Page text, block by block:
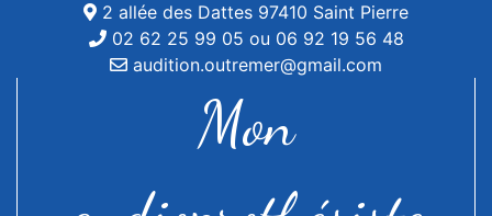
2 allée des Dattes 97410 Saint Pierre
02 62 25 99 05 ou 06 92 19 56 48
audition.outremer@gmail.com
Mon